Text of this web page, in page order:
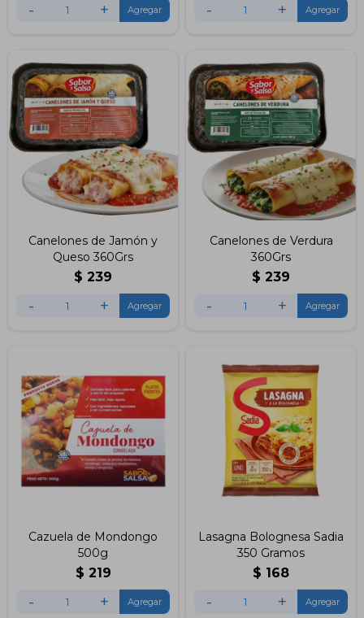
- + - +
Canelones de Jamón y
Queso 360Grs
$ 239
- +
Canelones de Verdura
360Grs
$ 239
- +
Cazuela de Mondongo
500g
$ 219
- +
Lasagna Bolognesa Sadia
350 Gramos
$ 168
- +